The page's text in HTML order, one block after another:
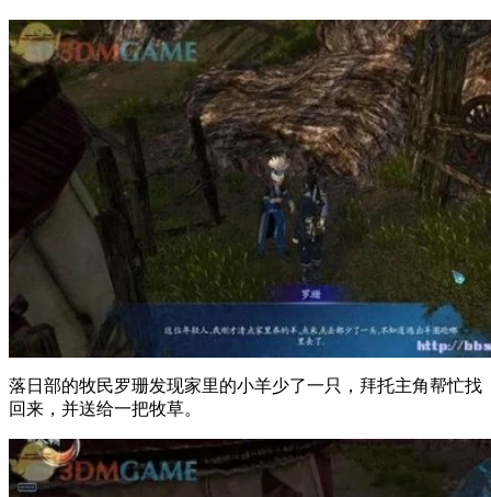
落日部的牧民罗珊发现家里的小羊少了一只，拜托主角帮忙找
回来，并送给一把牧草。